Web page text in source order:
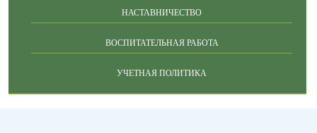
НАСТАВНИЧЕСТВО
ВОСПИТАТЕЛЬНАЯ РАБОТА
УЧЕТНАЯ ПОЛИТИКА